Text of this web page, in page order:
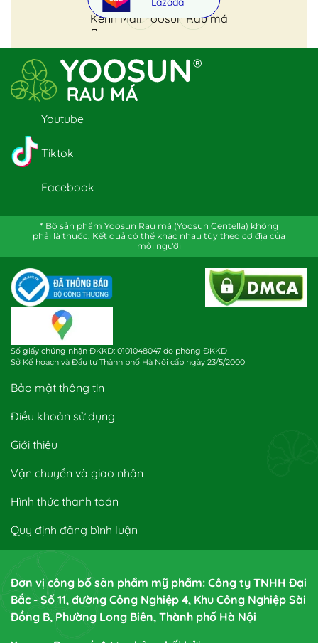
Kênh Mall Yoosun Rau má
Youtube
Tiktok
Facebook
* Bộ sản phẩm Yoosun Rau má (Yoosun Centella) không
phải là thuốc. Kết quả có thể khác nhau tùy theo cơ địa của
mỗi người
Số giấy chứng nhận ĐKKD: 0101048047 do phòng ĐKKD
Sở Kế hoạch và Đầu tư Thành phố Hà Nội cấp ngày 23/5/2000
Bảo mật thông tin
Điều khoản sử dụng
Giới thiệu
Vận chuyển và giao nhận
Hình thức thanh toán
Quy định đăng bình luận
Đơn vị công bố sản phẩm mỹ phẩm: Công ty TNHH Đại
Bắc - Số 11, đường Công Nghiệp 4, Khu Công Nghiệp Sài
Đồng B, Phường Long Biên, Thành phố Hà Nội